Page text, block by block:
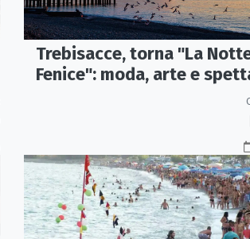
Trebisacce, torna "La
Fenice": moda, arte e